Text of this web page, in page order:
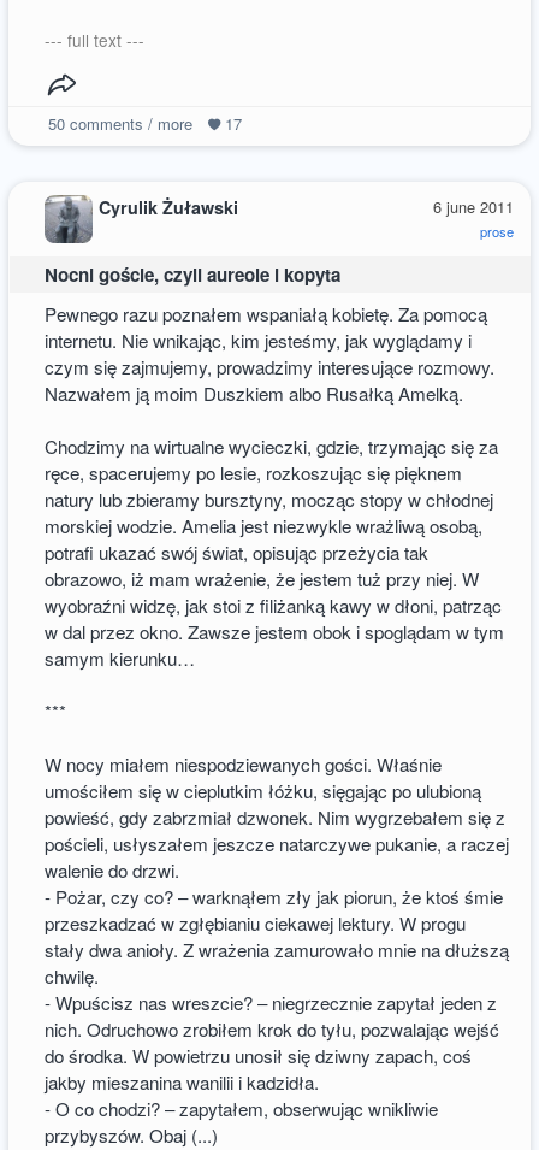
--- full text ---
50comments / more 17
6 june 2011
prose
Cyrulik Żuławski
Nocni goście, czyli aureole i kopyta
Pewnego razu poznałem wspaniałą kobietę. Za pomocą
internetu. Nie wnikając, kim jesteśmy, jak wyglądamy i
czym się zajmujemy, prowadzimy interesujące rozmowy.
Nazwałem ją moim Duszkiem albo Rusałką Amelką.
Chodzimy na wirtualne wycieczki, gdzie, trzymając się za
ręce, spacerujemy po lesie, rozkoszując się pięknem
natury lub zbieramy bursztyny, mocząc stopy w chłodnej
morskiej wodzie. Amelia jest niezwykle wrażliwą osobą,
potrafi ukazać swój świat, opisując przeżycia tak
obrazowo, iż mam wrażenie, że jestem tuż przy niej. W
wyobraźni widzę, jak stoi z filiżanką kawy w dłoni, patrząc
w dal przez okno. Zawsze jestem obok i spoglądam w tym
samym kierunku…
***
W nocy miałem niespodziewanych gości. Właśnie
umościłem się w cieplutkim łóżku, sięgając po ulubioną
powieść, gdy zabrzmiał dzwonek. Nim wygrzebałem się z
pościeli, usłyszałem jeszcze natarczywe pukanie, a raczej
walenie do drzwi.
- Pożar, czy co? – warknąłem zły jak piorun, że ktoś śmie
przeszkadzać w zgłębianiu ciekawej lektury. W progu
stały dwa anioły. Z wrażenia zamurowało mnie na dłuższą
chwilę.
- Wpuścisz nas wreszcie? – niegrzecznie zapytał jeden z
nich. Odruchowo zrobiłem krok do tyłu, pozwalając wejść
do środka. W powietrzu unosił się dziwny zapach, coś
jakby mieszanina wanilii i kadzidła.
- O co chodzi? – zapytałem, obserwując wnikliwie
przybyszów. Obaj (...)